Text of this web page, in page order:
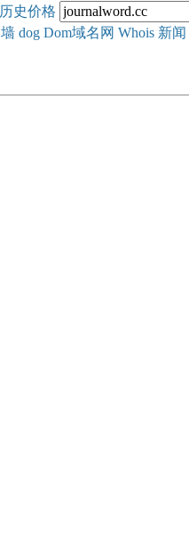
历史价格
墙 dog Dom域名网 Whois 新闻